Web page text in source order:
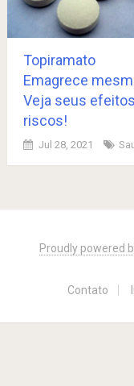
Topiramato
Emagrece
Veja seus
riscos!
Jul 28, 2021
navigation
Proudly powered
Contato